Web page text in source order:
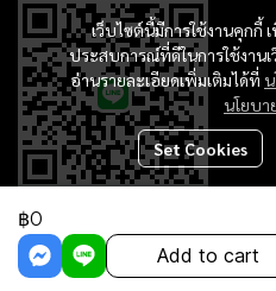
฿0
Add to cart
เว็บไซต์นี้มีการใช้งานคุกกี้
ประสบการณ์ที่ดีในการใช้งาน
อ่านรายละเอียดเพิ่มเติมได้ที่
นโยบา
Set Cookies
Copyright 2024 | All Rights
Powered By